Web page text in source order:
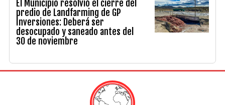
El Municipio resolvió el cierre del
predio de Landfarming de GP
Inversiones: Deberá ser
desocupado y saneado antes del
30 de noviembre